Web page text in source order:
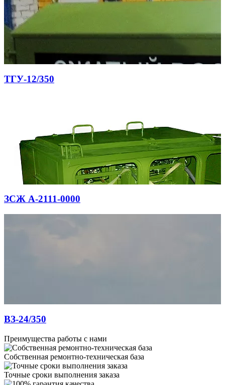
ТГУ-12/350
ЗСЖ А-2111-0000
ВЗ-24/350
Преимущества работы с нами
Собственная ремонтно-техническая база
Точные сроки выполнения заказа